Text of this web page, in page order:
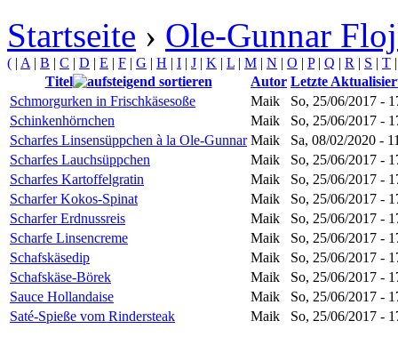
Startseite › Ole-Gunnar
( | A | B | C | D | E | F | G | H | I | J | K | L | M | N | O | P | Q | R | S | T
Titel
Autor Letzte
Schmorgurken in Frischkäsesoße
Maik
So, 25/06/2017 -
Schinkenhörnchen
Maik
So, 25/06/2017 -
Scharfes Linsensüppchen à la Ole-Gunnar Maik
Sa, 08/02/2020 -
Scharfes Lauchsüppchen
Maik
So, 25/06/2017 -
Scharfes Kartoffelgratin
Maik
So, 25/06/2017 -
Scharfer Kokos-Spinat
Maik
So, 25/06/2017 -
Scharfer Erdnussreis
Maik
So, 25/06/2017 -
Scharfe Linsencreme
Maik
So, 25/06/2017 -
Schafskäsedip
Maik
So, 25/06/2017 -
Schafskäse-Börek
Maik
So, 25/06/2017 -
Sauce Hollandaise
Maik
So, 25/06/2017 -
Saté-Spieße vom Rindersteak
Maik So, 25/06/2017 -